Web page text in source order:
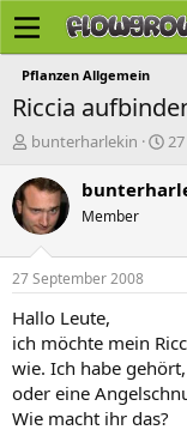
Pflanzen Allgemein
Riccia
E
s
t
e
e
r
bunterharlekin
E
s
t
m
Member
27 September 2008
Hallo Leute,
ich möchte mein
wie. Ich habe
oder eine
Wie macht ihr das?